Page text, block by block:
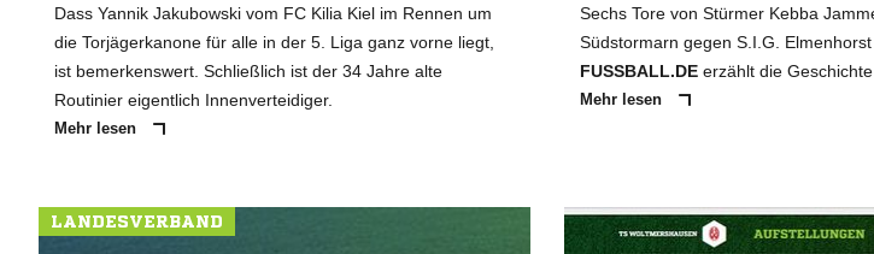
Dass Yannik Jakubowski vom FC Kilia Kiel im Rennen um
die Torjägerkanone für alle in der 5. Liga ganz vorne liegt,
ist bemerkenswert. Schließlich ist der 34 Jahre alte
Routinier eigentlich Innenverteidiger.
Mehr lesen
Sechs Tore von Stürmer Kebba
Südstormarn gegen S.I.G. Elmenhorst
FUSSBALL.DEerzählt die Geschichte
Mehr lesen
LANDESVERBAND